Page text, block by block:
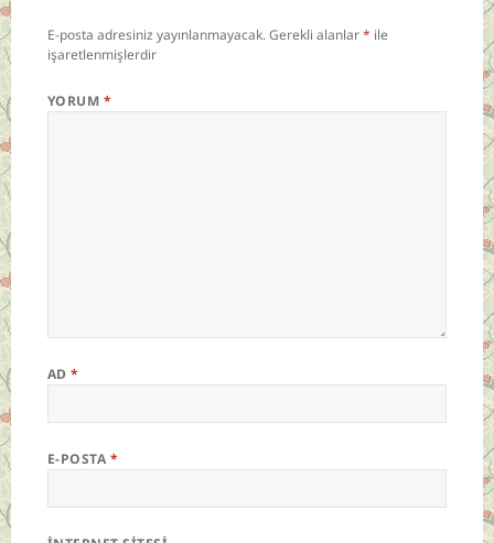
E-posta adresiniz yayınlanmayacak.Gerekli alanlar* ile
işaretlenmişlerdir
YORUM *
AD*
E-POSTA *